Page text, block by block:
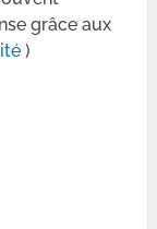
grâce aux
)